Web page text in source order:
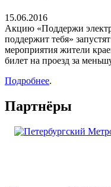
15.06.2016
Акцию «Поддержи
поддержит тебя»
мероприятия жители
билет на проезд за
Подробнее.
Партнёры